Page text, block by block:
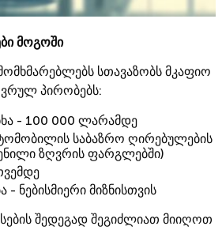
მოგოში
სთავაზობს მკაფიო
პირობებს:
- 100 000 ლარამდე
საბაზრო ღირებულების
ზღვრის ფარგლებში)
- ნებისმიერი მიზნისთვის
შედეგად შეგიძლიათ მიიღოთ